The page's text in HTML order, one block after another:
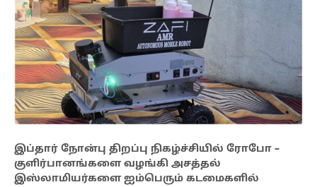
இப்தார் நோன்பு திறப்பு நிகழ்ச்சியில் ரோபோ –
குளிர்பானங்களை வழங்கி அசத்தல்
இஸ்லாமியர்களை ஐம்பெரும் கடமைகளில்